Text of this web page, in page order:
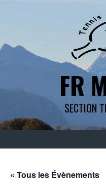
FR
SECTION
« Tous les Évènements